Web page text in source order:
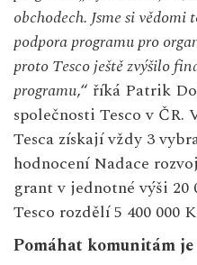
obchodech. Jsme si
podpora programu pro
proto Tesco ještě zvýšilo
programu,“ říká Patrik
společnosti Tesco v ČR.
Tesca získají vždy 3
hodnocení Nadace
grant v jednotné výši 20
Tesco rozdělí 5 400 000
Pomáhat komunitám